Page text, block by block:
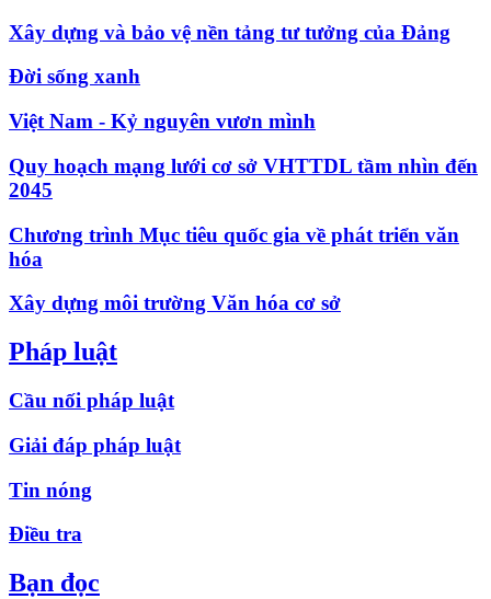
Xây dựng và bảo vệ nền tảng tư tưởng của Đảng
Đời sống xanh
Việt Nam - Kỷ nguyên vươn mình
Quy hoạch mạng lưới cơ sở VHTTDL tầm nhìn đến
2045
Chương trình Mục tiêu quốc gia về phát triển văn
hóa
Xây dựng môi trường Văn hóa cơ sở
Pháp luật
Cầu nối pháp luật
Giải đáp pháp luật
Tin nóng
Điều tra
Bạn đọc